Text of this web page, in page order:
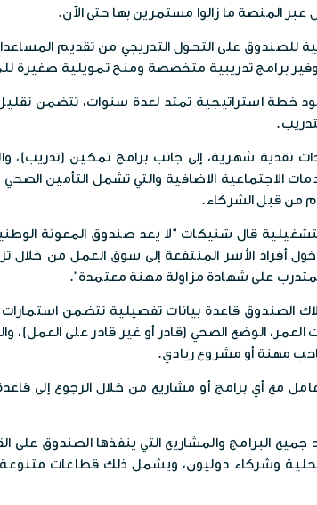
للصندوق على التحول التدريجي من تقديم
برامج تدريبية متخصصة ومنح تمويلية صغيرة
نقدية شهرية، إلى جانب برامج تمكين (تدريب)،
الاجتماعية الاضافية والتي تشمل التأمين
من قبل الشركاء.
التشغيلية قال شنيكات “لا يعد صندوق المعونة
أفراد الأسر المنتفعة إلى سوق العمل من خلال
على شهادة مزاولة مهنة معتمدة”.
العمر، الوضع الصحي (قادر أو غير قادر على
مهنة أو مشروع ريادي.
مع أي برامج أو مشاريع من خلال الرجوع إلى
البرامج والمشاريع التي ينفذها الصندوق على
وشركاء دوليون، ويشمل ذلك قطاعات متنوعة مثل